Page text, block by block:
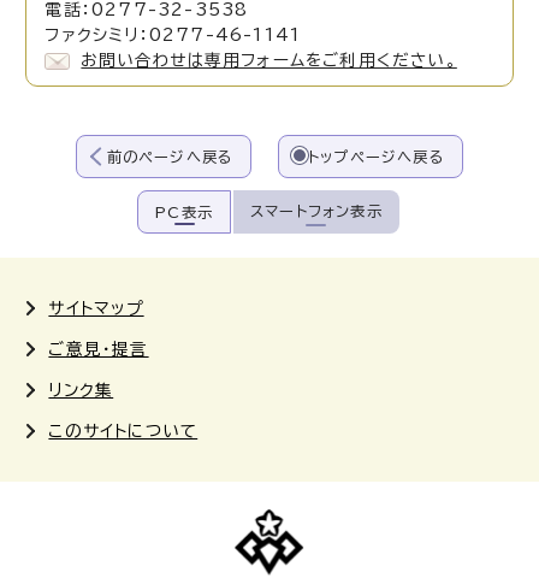
電話：0277-32-3538
ファクシミリ：0277-46-1141
お問い合わせは専用フォームをご利用ください。
前のページへ戻る トップページへ戻る
PC表示 スマートフォン表示
サイトマップ
ご意見・提言
リンク集
このサイトについて